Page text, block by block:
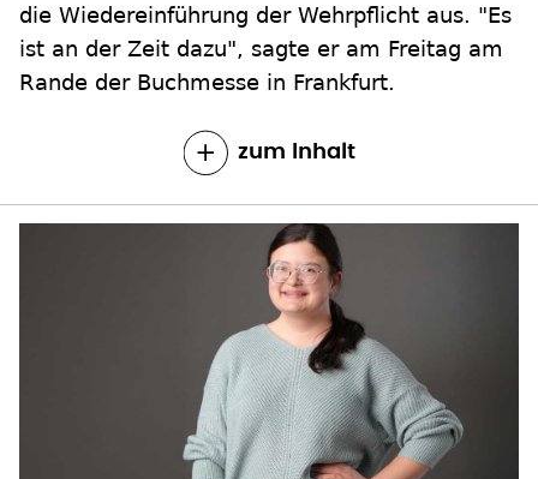
die Wiedereinführung der Wehrpflicht aus. "Es
ist an der Zeit dazu", sagte er am Freitag am
Rande der Buchmesse in Frankfurt.
zum Inhalt